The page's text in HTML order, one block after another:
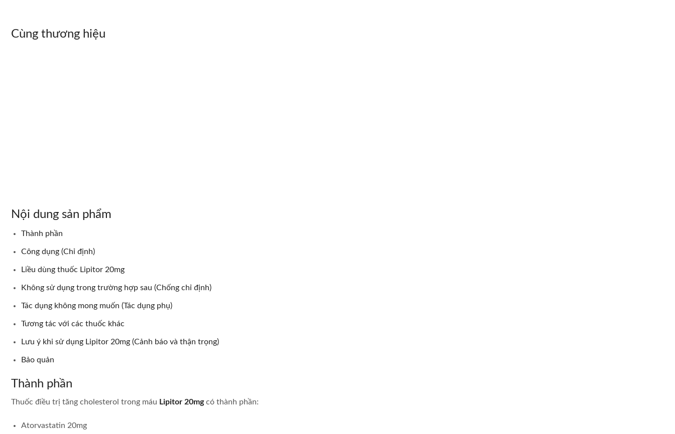
Cùng thương hiệu
Nội dung sản phẩm
Thành phần
Công dụng (Chỉ định)
Liều dùng thuốc Lipitor 20mg
Không sử dụng trong trường hợp sau (Chống chỉ định)
Tác dụng không mong muốn (Tác dụng phụ)
Tương tác với các thuốc khác
Lưu ý khi sử dụng Lipitor 20mg (Cảnh báo và thận trọng)
Bảo quản
Thành phần
Thuốc điều trị tăng cholesterol trong máu Lipitor 20mgcó thành phần:
Atorvastatin 20mg